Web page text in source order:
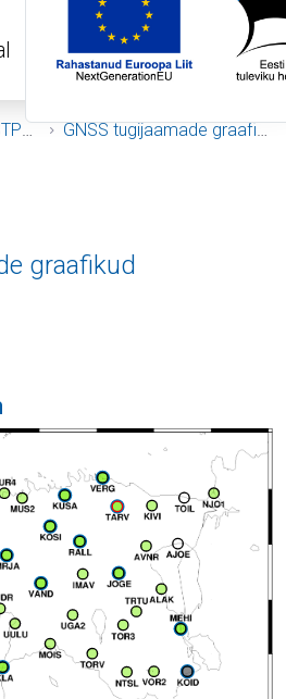
GNSS tugijaamade graafikud
graafikud